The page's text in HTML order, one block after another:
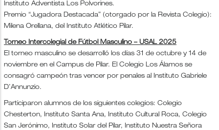
Instituto Adventista Los Polvorines.
Premio “Jugadora Destacada” (otorgado por la Revista Colegio):
Milena Orellana, del Instituto Atlético Pilar.
Torneo Intercolegial de Fútbol Masculino – USAL 2025
El torneo masculino se desarrolló los días 31 de octubre y 14 de
noviembre en el Campus de Pilar. El Colegio Los Álamos se
consagró campeón tras vencer por penales al Instituto Gabriele
D’Annunzio.
Participaron alumnos de los siguientes colegios: Colegio
Chesterton, Instituto Santa Ana, Instituto Cultural Roca, Colegio
San Jerónimo, Instituto Solar del Pilar, Instituto Nuestra Señora